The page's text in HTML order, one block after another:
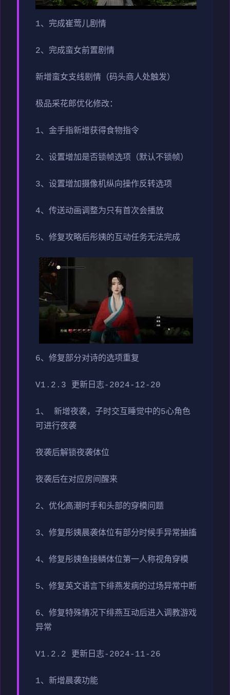
1、完成崔莺儿剧情
2、完成蛮女前置剧情
新增蛮女支线剧情（码头商人处触发）
极品采花郎优化修改：
1、金手指新增获得食物指令
2、设置增加是否锁帧选项（默认不锁帧）
3、设置增加摄像机纵向操作反转选项
4、传送动画调整为只有首次会播放
5、修复攻略后彤姨的互动任务无法完成
6、修复部分对诗的选项重复
V1.2.3 更新日志-2024-12-20
1、 新增夜袭，子时交互睡觉中的5心角色
可进行夜袭
夜袭后解锁夜袭体位
夜袭后在对应房间醒来
2、优化高潮时手和头部的穿模问题
3、修复彤姨晨袭体位有部分时候手异常抽搐
4、修复彤姨鱼接鳞体位第一人称视角穿模
5、修复英文语言下绯燕发病的过场异常中断
6、修复特殊情况下绯燕互动后进入调教游戏
异常
V1.2.2 更新日志-2024-11-26
1、新增晨袭功能